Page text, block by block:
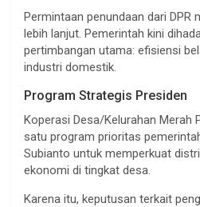
Permintaan penundaan dari DPR
lebih lanjut. Pemerintah kini
pertimbangan utama: efisiensi
industri domestik.
Program Strategis Presiden
Koperasi Desa/Kelurahan Merah
satu program prioritas
Subianto untuk memperkuat
ekonomi di tingkat desa.
Karena itu, keputusan terkait